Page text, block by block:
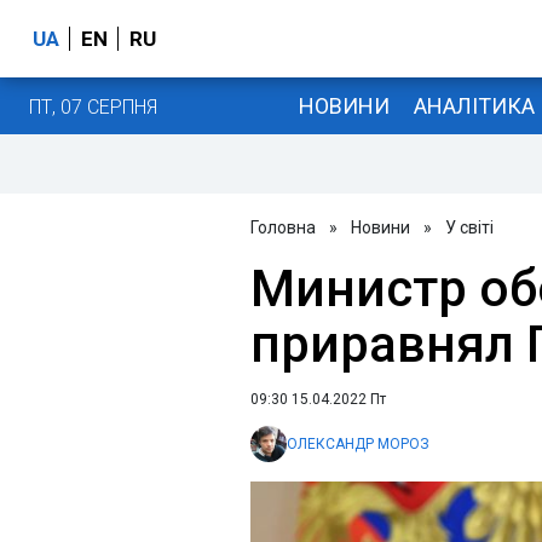
UA EN RU
ПТ, 07 СЕРПНЯ НОВИНИ АНАЛІТИКА
Головна » Новини » У світі
Министр
приравнял
09:30 15.04.2022 Пт
ОЛЕКСАНДР МОРОЗ